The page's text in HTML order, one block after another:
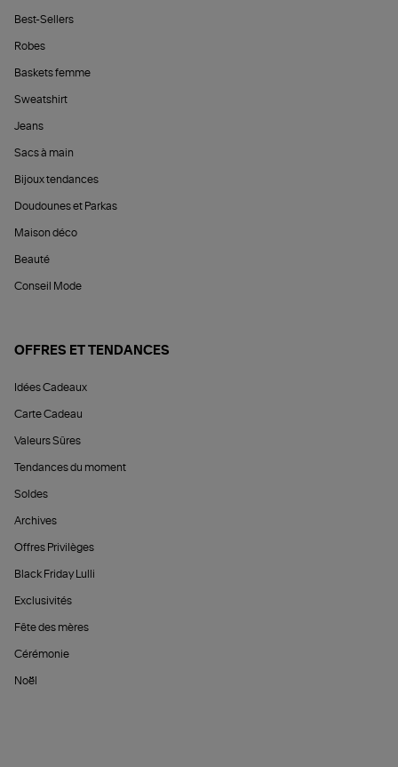
Best-Sellers
Robes
Baskets femme
Sweatshirt
Jeans
Sacs à main
Bijoux tendances
Doudounes et Parkas
Maison déco
Beauté
Conseil Mode
OFFRES ET TENDANCES
Idées Cadeaux
Carte Cadeau
Valeurs Sûres
Tendances du moment
Soldes
Archives
Offres Privilèges
Black Friday Lulli
Exclusivités
Fête des mères
Cérémonie
Noël